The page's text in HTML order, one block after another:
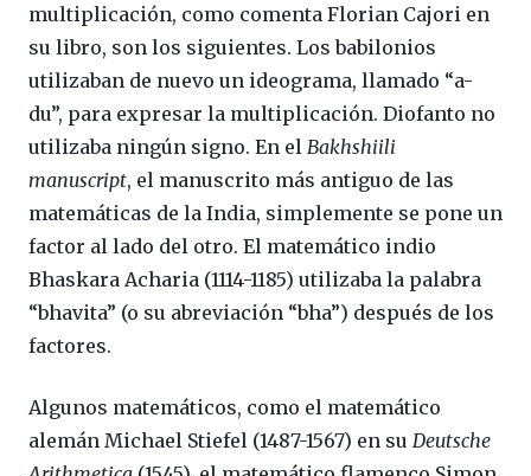
multiplicación, como comenta Florian Cajori en
su libro, son los siguientes. Los babilonios
utilizaban de nuevo un ideograma, llamado “a-
du”, para expresar la multiplicación. Diofanto no
utilizaba ningún signo. En el Bakhshiili
manuscript, el manuscrito más antiguo de las
matemáticas de la India, simplemente se pone un
factor al lado del otro. El matemático indio
Bhaskara Acharia (1114-1185) utilizaba la palabra
“bhavita” (o su abreviación “bha”) después de los
factores.
Algunos matemáticos, como el matemático
alemán Michael Stiefel (1487-1567) en su Deutsche